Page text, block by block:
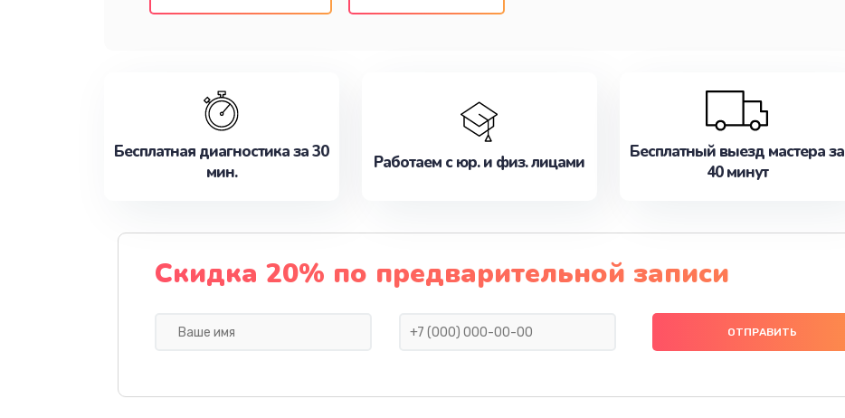
Бесплатная диагностика за 30
мин.
Работаем с юр. и физ. лицами
Бесплатный выезд мастера за
40 минут
Скидка 20% по предварительной записи